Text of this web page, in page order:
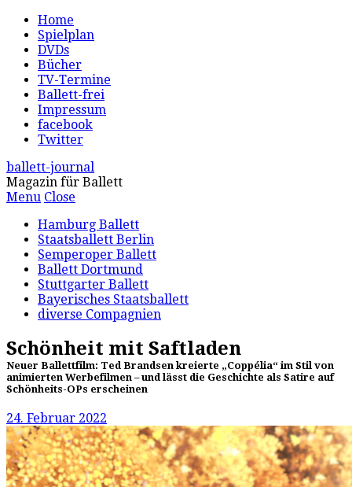
Home
Spielplan
DVDs
Bücher
TV-Termine
Ballett-frei
Impressum
facebook
Twitter
ballett-journal
Magazin für Ballett
Menu Close
Hamburg Ballett
Staatsballett Berlin
Semperoper Ballett
Ballett Dortmund
Stuttgarter Ballett
Bayerisches Staatsballett
diverse Compagnien
Schönheit mit Saftladen
Neuer Ballettfilm: Ted Brandsen kreierte „Coppélia“ im Stil von
animierten Werbefilmen – und lässt die Geschichte als Satire auf
Schönheits-OPs erscheinen
24. Februar 2022